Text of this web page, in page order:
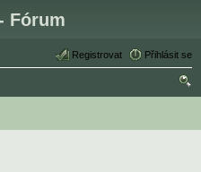
Fórum
Přihlásit se
Registrovat